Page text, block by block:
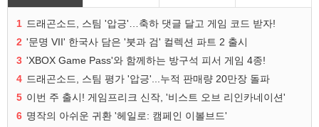
1 드래곤소드, 스팀 '압긍'…축하 댓글 달고 게임 코드 받자!
2 '문명 VII' 한국사 담은 '붓과 검' 컬렉션 파트 2 출시
3 'XBOX Game Pass'와 함께하는 방구석 피서 게임 4종!
4 드래곤소드, 스팀 평가 '압긍'...누적 판매량 20만장 돌파
5 이번 주 출시! 게임프리크 신작, '비스트 오브 리인카네이션'
6 명작의 아쉬운 귀환 '헤일로: 캠페인 이볼브드'